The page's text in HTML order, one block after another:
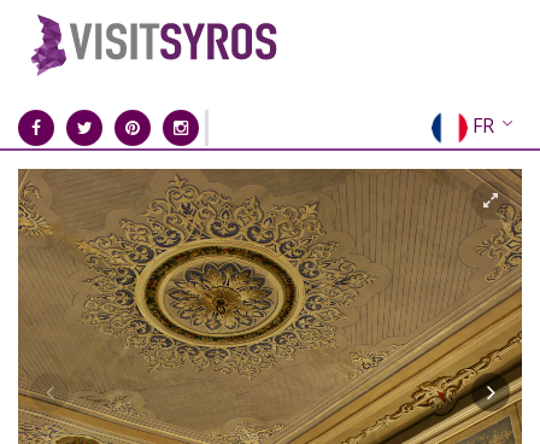
FR
EN
EL
DE
IT
ES
RU